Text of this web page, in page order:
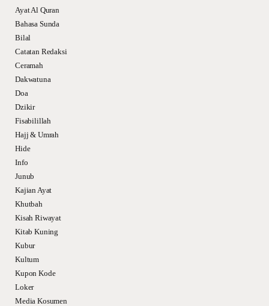
Ayat Al Quran
Bahasa Sunda
Bilal
Catatan Redaksi
Ceramah
Dakwatuna
Doa
Dzikir
Fisabilillah
Hajj & Umrah
Hide
Info
Junub
Kajian Ayat
Khutbah
Kisah Riwayat
Kitab Kuning
Kubur
Kultum
Kupon Kode
Loker
Media Kosumen